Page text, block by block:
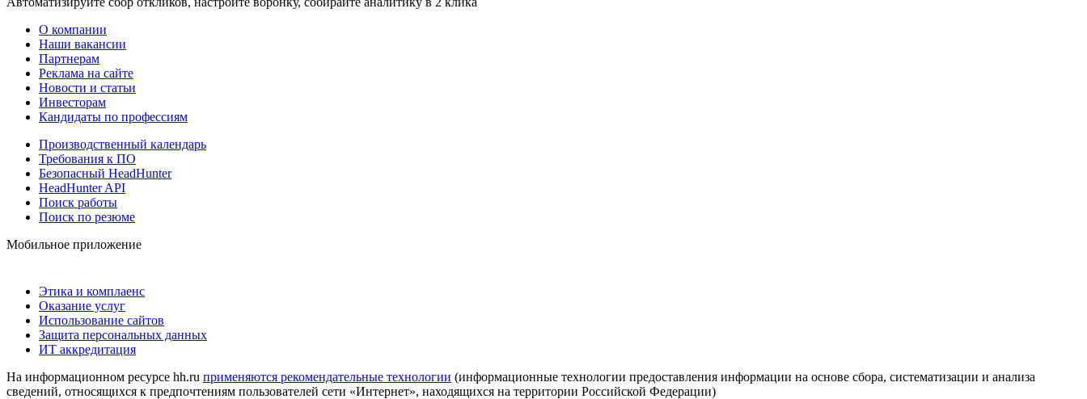
О компании
Наши вакансии
Партнерам
Реклама на сайте
Новости и статьи
Инвесторам
Кандидаты по профессиям
Производственный календарь
Требования к ПО
Безопасный HeadHunter
HeadHunter API
Поиск работы
Поиск по резюме
Мобильное приложение
Этика и комплаенс
Оказание услуг
Использование сайтов
Защита персональных данных
ИТ аккредитация
На информационном ресурсе hh.ru применяются рекомендательные технологии (информационные технологии предоставления информации на основе сбора, систематизации и анализа
сведений, относящихся к предпочтениям пользователей сети «Интернет», находящихся на территории Российской Федерации)